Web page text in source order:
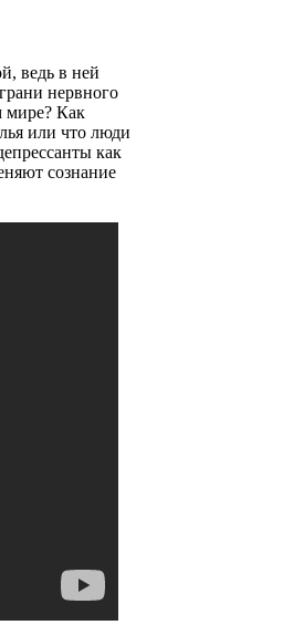
ведь в ней
нервного
мире? Как
или что люди
как
сознание